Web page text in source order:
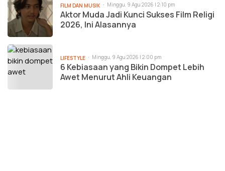
FILM DAN MUSIK Minggu, 9 Agu 2026 | 2:10 pm
Aktor Muda Jadi Kunci Sukses Film Religi
2026, Ini Alasannya
LIFESTYLE Minggu, 9 Agu 2026 | 2:00 pm
6 Kebiasaan yang Bikin Dompet Lebih
Awet Menurut Ahli Keuangan